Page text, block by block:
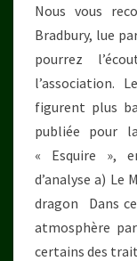
Nous vous
Bradbury, lue
pourrez
l’association.
figurent plus
publiée pour
« Esquire »,
d’analyse a) Le
dragon Dans
atmosphère
certains des